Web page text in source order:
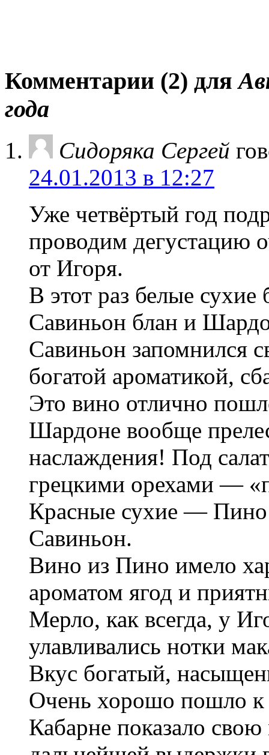
Комментарии (2) для
года
Сидоряка Сергей
24.01.2013 в 12:27
Уже четвёртый год
проводим дегустацию
от Игоря.
В этот раз белые
Савиньон блан и
Савиньон запомнился
богатой ароматикой,
Это вино отлично
Шардоне вообще
наслаждения! Под
грецкими орехами —
Красные сухие —
Савиньон.
Вино из Пино имело
ароматом ягод и
Мерло, как всегда, у
улавливались нотки
Вкус богатый,
Очень хорошо пошло
Кабарне показало